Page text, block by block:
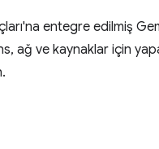
entegre edilmiş
ağ ve kaynaklar için